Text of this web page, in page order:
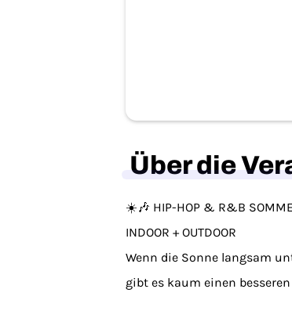
Über die
☀️🎶 HIP-HOP & R&B
INDOOR + OUTDOOR
Wenn die Sonne langsam
gibt es kaum einen